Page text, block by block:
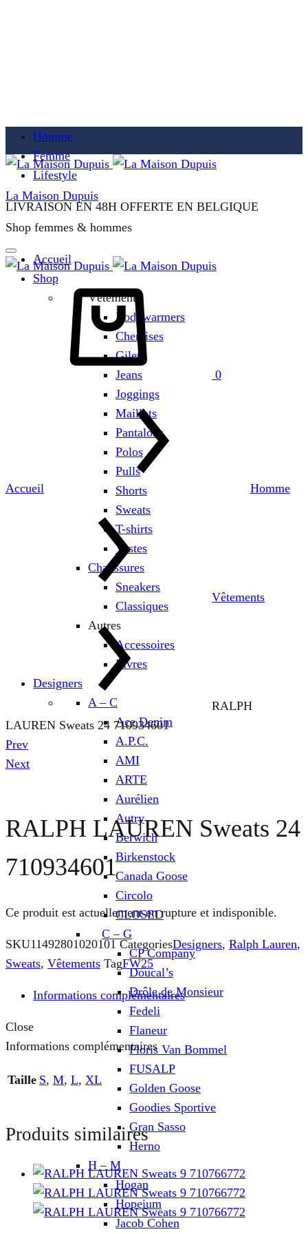
Homme
Femme
Lifestyle
LIVRAISON EN 48H OFFERTE EN BELGIQUE
La Maison Dupuis
Shop femmes & hommes
Accueil
Shop
Vêtements
Bodywarmers
Chemises
Gilets
Jeans
Joggings
Maillots
Pantalons
Polos
Pulls
Shorts
Sweats
T-shirts
Vestes
Chaussures
Sneakers
Classiques
Autres
Accessoires
Livres
Designers
A – C
Ace Denim
A.P.C.
AMI
ARTE
Aurélien
Autry
Berwich
Birkenstock
Canada Goose
Circolo
CLOSED
C – G
CP Company
Doucal’s
Drôle de Monsieur
Fedeli
Flaneur
Floris Van Bommel
FUSALP
Golden Goose
Goodies Sportive
Gran Sasso
Herno
H – M
Hogan
Hopeium
Jacob Cohen
0
Accueil Homme
Vêtements
RALPH
LAUREN Sweats 24 710934601
Product
navigation
Prev
Next
RALPH LAUREN Sweats 24
710934601
Ce produit est actuellement en rupture et indisponible.
SKU11492801020101 CategoriesDesigners, Ralph Lauren,
Sweats, Vêtements TagFW25
Informations complémentaires
Close
Informations complémentaires
Taille S, M, L, XL
Produits similaires